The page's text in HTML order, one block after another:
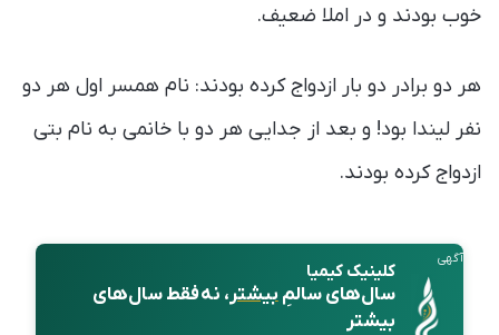
خوب بودند و در املا ضعیف.
هر دو برادر دو بار ازدواج کرده بودند: نام همسر اول هر دو
نفر لیندا بود! و بعد از جدایی هر دو با خانمی به نام بتی
ازدواج کرده بودند.
آگهی
کلینیک کیمیا
سال‌های سالمِبیشتر، نه فقط سال‌های
بیشتر